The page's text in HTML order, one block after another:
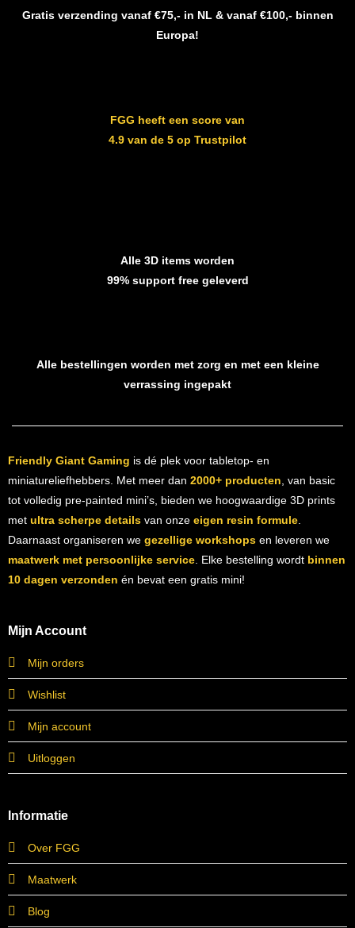
Gratis verzending vanaf €75,- in NL & vanaf €100,- binnen
Europa!
FGG heeft een score van
4.9 van de 5 op Trustpilot
Alle 3D items worden
99% support free geleverd
Alle bestellingen worden met zorg en met een kleine
verrassing ingepakt
Friendly Giant Gaming is dé plek voor tabletop- en
miniatureliefhebbers. Met meer dan 2000+ producten , van basic
tot volledig pre-painted mini’s, bieden we hoogwaardige 3D prints
met ultra scherpe detailsvan onze eigen resin formule.
Daarnaast organiseren we gezellige workshopsen leveren we
maatwerk met persoonlijke service. Elke bestelling wordt binnen
10 dagen verzonden én bevat een gratis mini!
Mijn Account
Mijn orders
Wishlist
Mijn account
Uitloggen
Informatie
Over FGG
Maatwerk
Blog